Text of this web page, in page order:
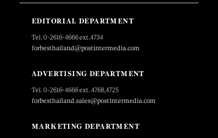
EDITORIAL DEPARTMENT
Tel. 0-2616-4666 ext.4734
forbesthailand@postintermedia.com
ADVERTISING DEPARTMENT
Tel. 0-2616-4666 ext. 4768,4725
forbesthailand.sales@postintermedia.com
MARKETING DEPARTMENT